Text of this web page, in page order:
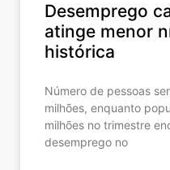
Desemprego
atinge menor
histórica
Número de pessoas
milhões, enquanto
milhões no trimestre
desemprego no